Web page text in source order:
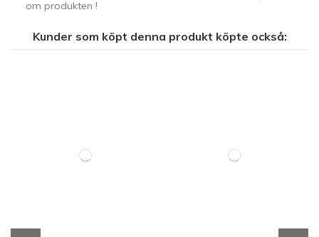
om produkten !
Kunder som köpt denna produkt köpte också: